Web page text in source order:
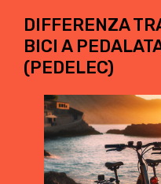
DIFFERENZA
BICI A
(PEDELEC)